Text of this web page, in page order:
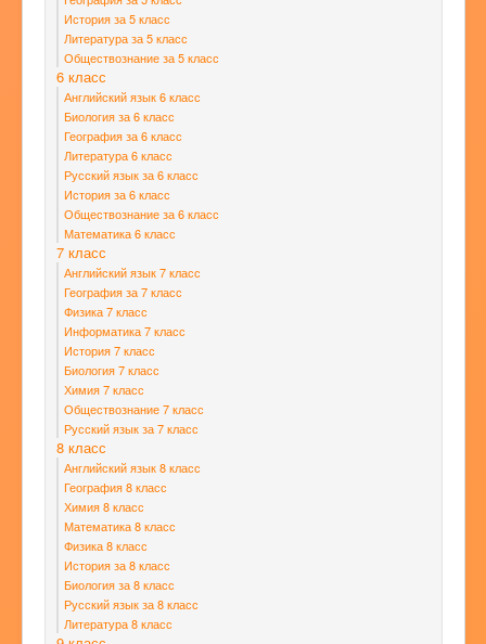
История за 5 класс
Литература за 5 класс
Обществознание за 5 класс
6 класс
Английский язык 6 класс
Биология за 6 класс
География за 6 класс
Литература 6 класс
Русский язык за 6 класс
История за 6 класс
Обществознание за 6 класс
Математика 6 класс
7 класс
Английский язык 7 класс
География за 7 класс
Физика 7 класс
Информатика 7 класс
История 7 класс
Биология 7 класс
Химия 7 класс
Обществознание 7 класс
Русский язык за 7 класс
8 класс
Английский язык 8 класс
География 8 класс
Химия 8 класс
Математика 8 класс
Физика 8 класс
История за 8 класс
Биология за 8 класс
Русский язык за 8 класс
Литература 8 класс